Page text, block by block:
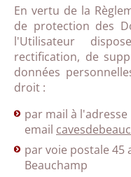
En vertu de la
de protection des
l'Utilisateur
rectification, de
données
droit :
par mail à l'adresse
email
par voie postale 45
Beauchamp